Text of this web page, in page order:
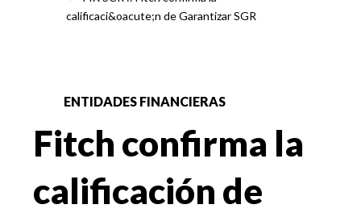
calificaci&oacute;n de Garantizar SGR
ENTIDADES FINANCIERAS
Fitch confirma la
calificación de